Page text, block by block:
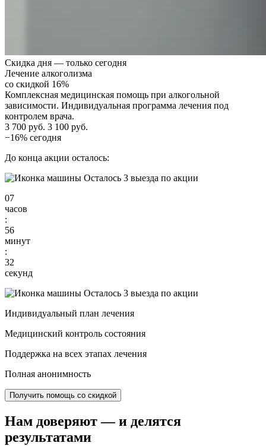
Скидка дня — только сегодня
Лечение алкоголизма
со скидкой 16%
Комплексная медицинская помощь при алкогольной
зависимости. Индивидуальная программа лечения под
контролем врача.
3 700 руб. 3 100 руб.
−16% сегодня
До конца акции осталось:
Осталось 3 выезда по акции
07
часов
:
56
минут
:
31
секунд
Осталось 3 выезда по акции
Индивидуальный план лечения
Медицинский контроль состояния
Поддержка на всех этапах лечения
Полная анонимность
Получить помощь со скидкой
Нам доверяют— и делятся
результатами